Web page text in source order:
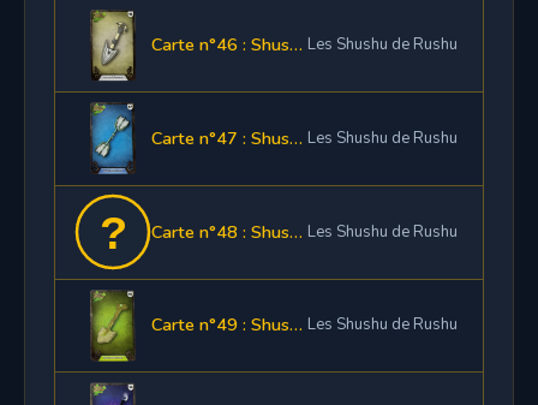
Carte n°46 : Shushette Pelle Air Les Shushu de Rushu
Carte n°47 : Shushette Pelle Eau Les Shushu de Rushu
Carte n°48 : Shushette Pelle Feu Les Shushu de Rushu
Carte n°49 : Shushette Pelle Terre Les Shushu de Rushu